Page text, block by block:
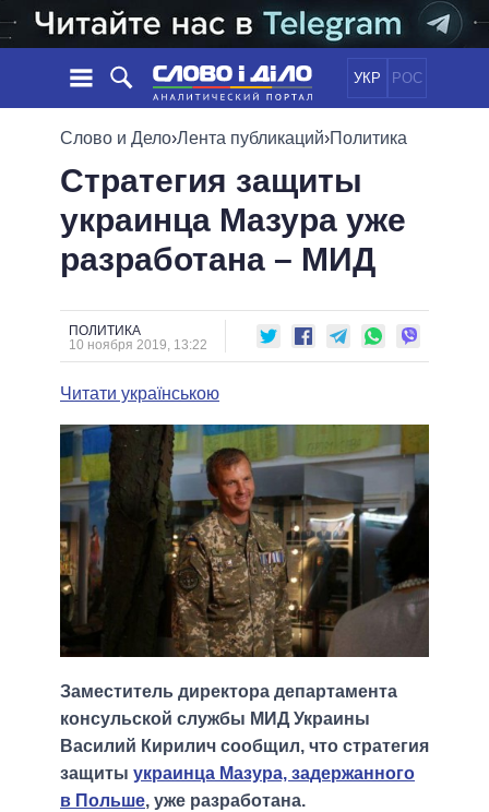
УКР РОС
НОВОСТИ
ЛЕНТА
СОБЫТИЯ
СТАТЬИ
МНЕНИЯ
ОБЗОРЫ
ДАЙДЖЕСТЫ
ПОЛИТИКА
ЭКОНОМИКА
ОБЩЕСТВО
ОБЕЩАНИЯ
ПОЛИТИКИ
ВСЕ ПОЛИТИКИ
ПРЕЗИДЕНТ И ОФИС
ВЕРХОВНАЯ РАДА
МЭРЫ
ВСЕ ПЕРСОНЫ
ВИДЕО
СРАВНЕНИЕ ПОЛИТИКОВ
Слово и Дело›Лента публикаций›Политика
Стратегия защиты
украинца Мазура уже
разработана – МИД
ПОЛИТИКА
10 ноября 2019, 13:22
Читати українською
Заместитель директора департамента
консульской службы МИД Украины
Василий Кирилич сообщил, что стратегия
защиты украинца Мазура, задержанного
в Польше, уже разработана.